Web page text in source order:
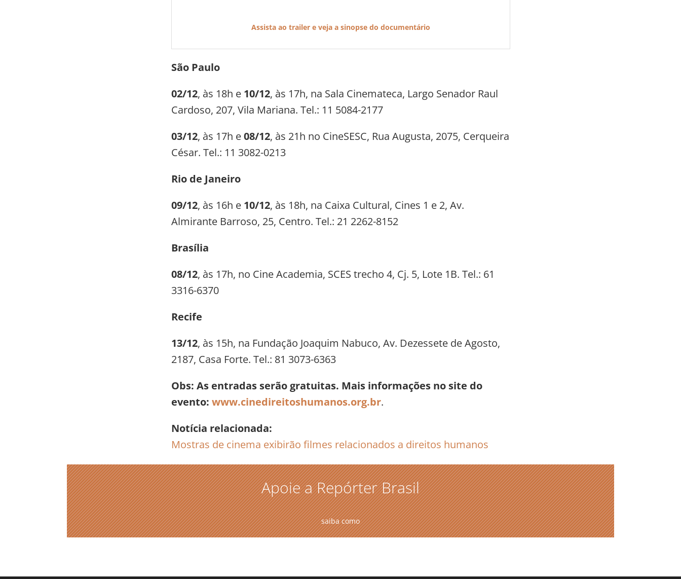
Assista ao trailer e veja a sinopse do documentário
São Paulo
02/12, às 18h e 10/12, às 17h, na Sala Cinemateca, Largo Senador Raul
Cardoso, 207, Vila Mariana. Tel.: 11 5084-2177
03/12, às 17h e08/12, às 21h no CineSESC, Rua Augusta, 2075, Cerqueira
César. Tel.: 11 3082-0213
Rio de Janeiro
09/12, às 16h e 10/12, às 18h, na Caixa Cultural, Cines 1 e 2, Av.
Almirante Barroso, 25, Centro. Tel.: 21 2262-8152
Brasília
08/12, às 17h, no Cine Academia, SCES trecho 4, Cj. 5, Lote 1B. Tel.: 61
3316-6370
Recife
13/12, às 15h, na Fundação Joaquim Nabuco, Av. Dezessete de Agosto,
2187, Casa Forte. Tel.: 81 3073-6363
Obs: As entradas serão gratuitas. Mais informações no site do
evento: www.cinedireitoshumanos.org.br.
Notícia relacionada:
Mostras de cinema exibirão filmes relacionados a direitos humanos
Apoie a Repórter Brasil
saiba como